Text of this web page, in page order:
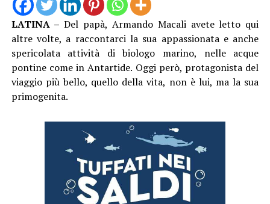
LATINA –Del papà, Armando Macali avete letto qui
altre volte, a raccontarci la sua appassionata e anche
spericolata attività di biologo marino, nelle acque
pontine come in Antartide. Oggi però, protagonista del
viaggio più bello, quello della vita, non è lui, ma la sua
primogenita.